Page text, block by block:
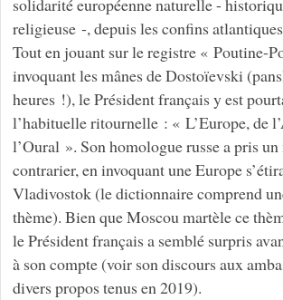
solidarité européenne naturelle -
religieuse -, depuis les confins
Tout en jouant sur le registre « Poutine-
invoquant les mânes de Dostoïevski
heures !), le Président français y est
l’habituelle ritournelle : « L’Europe, de
l’Oural ». Son homologue russe a pris
contrarier, en invoquant une Europe
Vladivostok (le dictionnaire comprend
thème). Bien que Moscou martèle ce
le Président français a semblé surpris
à son compte (voir son discours aux
divers propos tenus en 2019).